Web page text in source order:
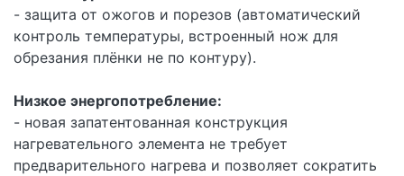
- защита от ожогов и порезов (автоматический
контроль температуры, встроенный нож для
обрезания плёнки не по контуру).
Низкое энергопотребление:
- новая запатентованная конструкция
нагревательного элемента не требует
предварительного нагрева и позволяет сократить